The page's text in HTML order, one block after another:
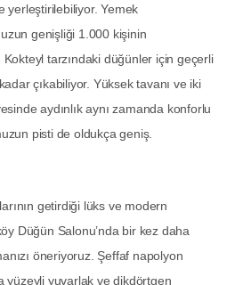
yerleştirilebiliyor. Yemek
genişliği 1.000 kişinin
tarzındaki düğünler için geçerli
çıkabiliyor. Yüksek tavanı ve iki
aydınlık aynı zamanda konforlu
pisti de oldukça geniş.
getirdiği lüks ve modern
Düğün Salonu’nda bir kez daha
öneriyoruz. Şeffaf napolyon
yüzeyli yuvarlak ve dikdörtgen